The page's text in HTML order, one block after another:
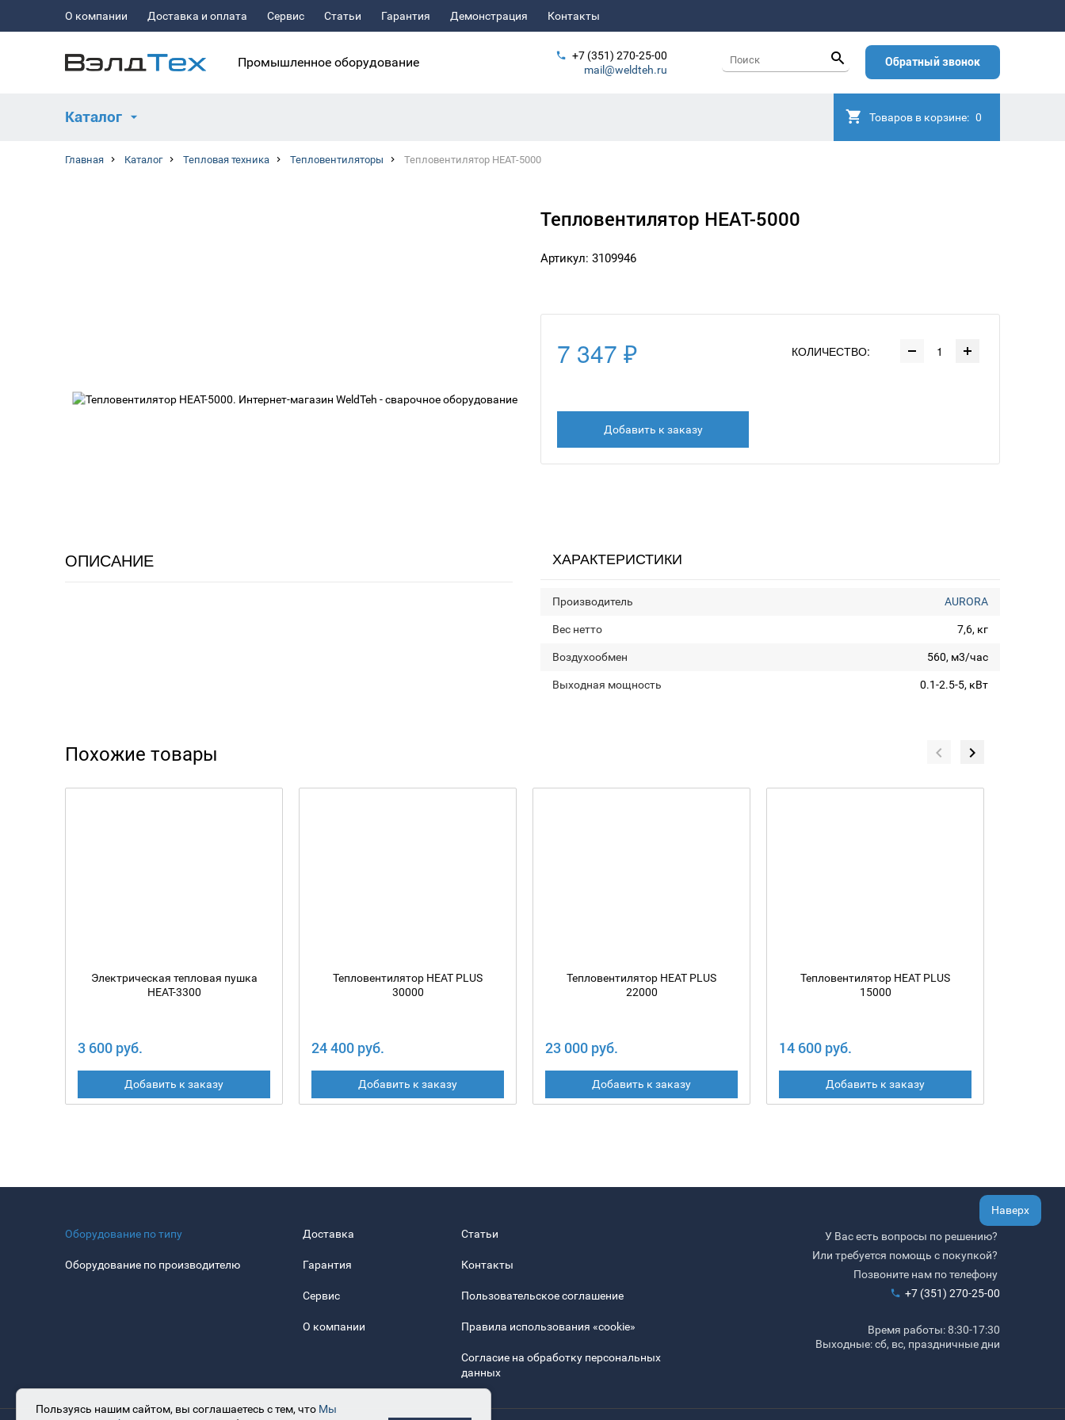
О компании Доставка и оплата Сервис Статьи Гарантия Демонстрация Контакты
Промышленное оборудование
+7 (351) 270-25-00
mail@weldteh.ru
Обратный звонок
Каталог Товаров в корзине: 0
Главная Каталог Тепловая техника Тепловентиляторы Тепловентилятор HEAT-5000
Тепловентилятор HEAT-5000
Артикул: 3109946
7 347 ₽ КОЛИЧЕСТВО:
Добавить к заказу
ОПИСАНИЕ ХАРАКТЕРИСТИКИ
Производитель AURORA
Вес нетто 7,6, кг
Воздухообмен 560, м3/час
Выходная мощность 0.1-2.5-5, кВт
Похожие товары
Электрическая тепловая пушка
HEAT-3300
3 600 руб.
Добавить к заказу
Тепловентилятор HEAT PLUS
30000
24 400 руб.
Добавить к заказу
Тепловентилятор HEAT PLUS
22000
23 000 руб.
Добавить к заказу
Тепловентилятор HEAT PLUS
15000
14 600 руб.
Добавить к заказу
Оборудование по типу
Оборудование по производителю
Доставка
Гарантия
Сервис
О компании
Статьи
Контакты
Пользовательское соглашение
Правила использования «cookie»
Согласие на обработку персональных
данных
У Вас есть вопросы по решению?
Или требуется помощь с покупкой?
Позвоните нам по телефону
+7 (351) 270-25-00
Время работы: 8:30-17:30
Выходные: сб, вс, праздничные дни
Пользуясь нашим сайтом, вы соглашаетесь с тем, что Мы
Наверх